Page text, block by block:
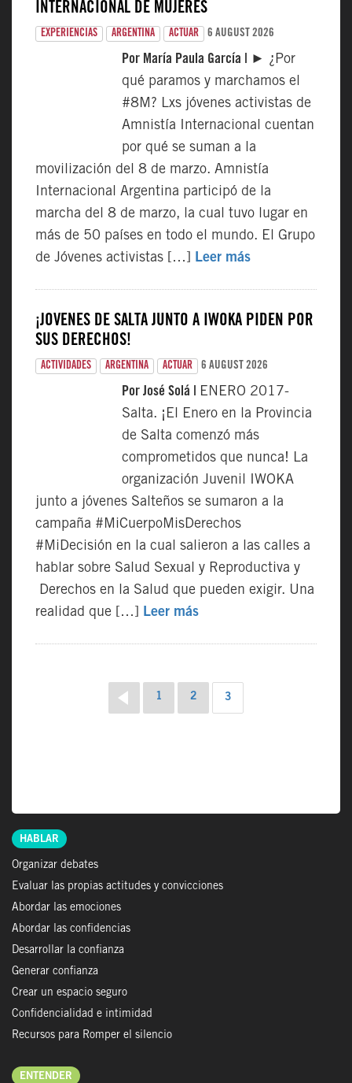
INTERNACIONAL DE MUJERES
EXPERIENCIAS ARGENTINA ACTUAR 6 AUGUST 2026
Por María Paula García | ► ¿Por
qué paramos y marchamos el
#8M? Lxs jóvenes activistas de
Amnistía Internacional cuentan
por qué se suman a la
movilización del 8 de marzo. Amnistía
Internacional Argentina participó de la
marcha del 8 de marzo, la cual tuvo lugar en
más de 50 países en todo el mundo. El Grupo
de Jóvenes activistas […] Leer más
¡JÓVENES DE SALTA JUNTO A IWOKA PIDEN POR
SUS DERECHOS!
ACTIVIDADES ARGENTINA ACTUAR 6 AUGUST 2026
Por José Solá | ENERO 2017-
Salta. ¡El Enero en la Provincia
de Salta comenzó más
comprometidos que nunca! La
organización Juvenil IWOKA
junto a jóvenes Salteños se sumaron a la
campaña #MiCuerpoMisDerechos
#MiDecisión en la cual salieron a las calles a
hablar sobre Salud Sexual y Reproductiva y
Derechos en la Salud que pueden exigir. Una
realidad que […] Leer más
NAVEGACIÓN
Página
1
Página
2
Página
3
HABLAR
Organizar debates
Evaluar las propias actitudes y convicciones
Abordar las emociones
Abordar las confidencias
Desarrollar la confianza
Generar confianza
Crear un espacio seguro
Confidencialidad e intimidad
Recursos para Romper el silencio
ENTENDER